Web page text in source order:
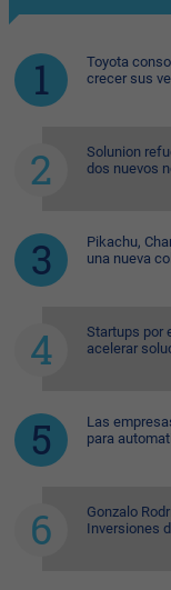
Toyota
crecer sus
Solunion
dos nuevos
Pikachu,
una nueva
Startups por
acelerar
Las
para
Gonzalo
Inversiones